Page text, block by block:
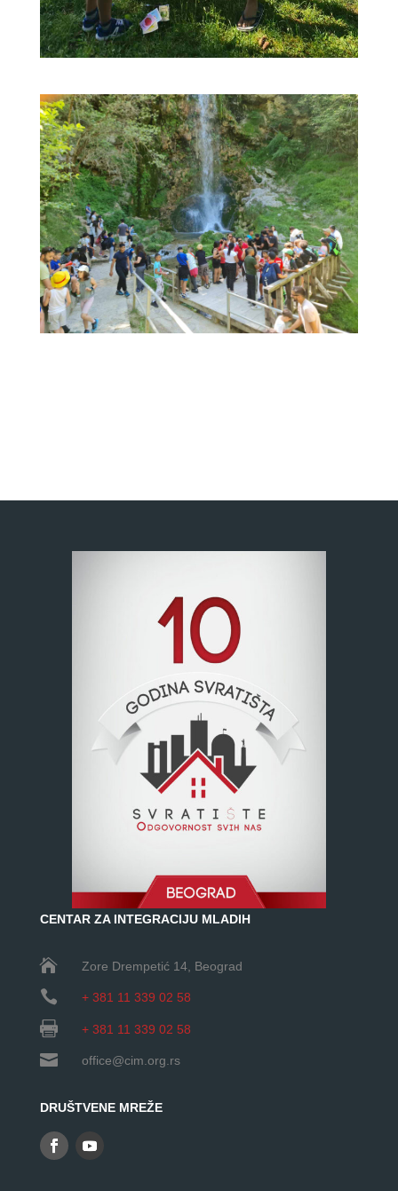
CENTAR ZA INTEGRACIJU MLADIH
 Zore Drempetić 14, Beograd
 + 381 11 339 02 58
 + 381 11 339 02 58
 office@cim.org.rs
DRUŠTVENE MREŽE